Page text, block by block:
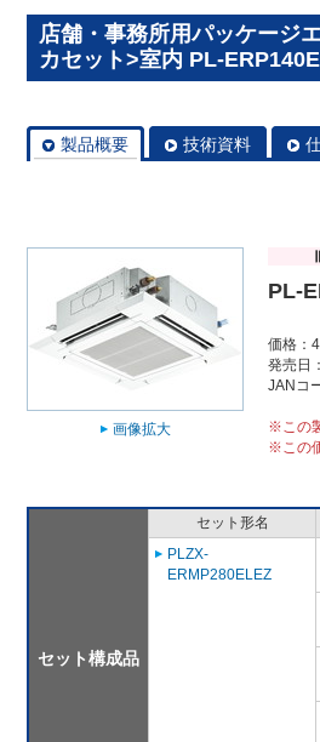
店舗・事務所用パッケージ
カセット>室内 PL-
製品概要 技術資料
画像拡大
PL-
価格：
発売日
JANコ
※この
※この
セット構成品
セット形名
PLZX-
ERMP280ELEZ